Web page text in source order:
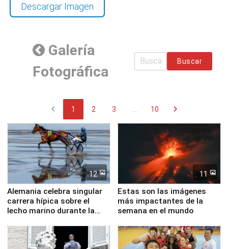
Descargar Imagen
Galería
Fotográfica
Buscar
chevron_left 1 2 3 10 chevron_right
12
Alemania celebra singular
carrera hípica sobre el
lecho marino durante la
11
Estas son las imágenes
más impactantes de la
semana en el mundo